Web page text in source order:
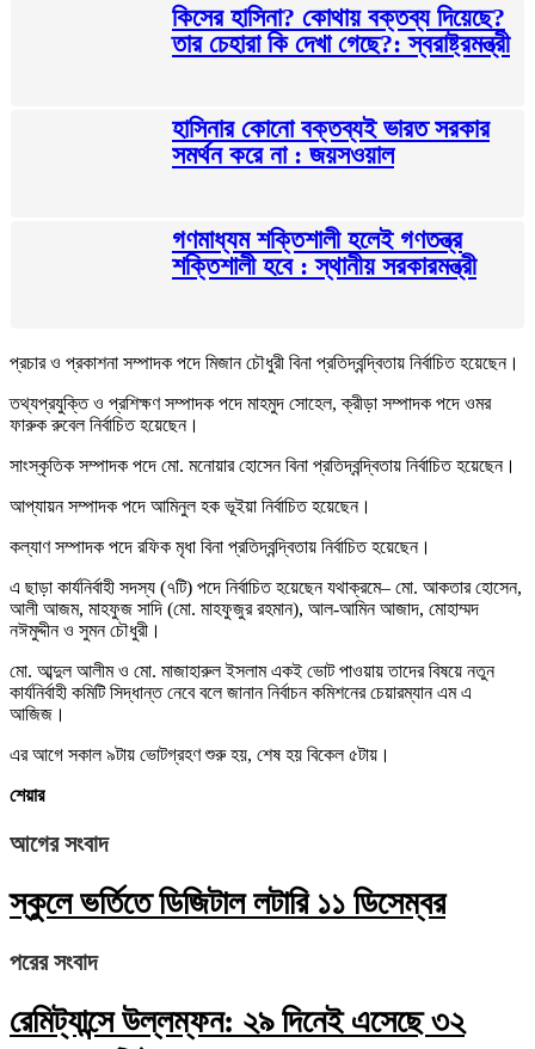
কিসের হাসিনা? কোথায় বক্তব্য দিয়েছে?
তার চেহারা কি দেখা গেছে?: স্বরাষ্ট্রমন্ত্রী
হাসিনার কোনো বক্তব্যই ভারত সরকার
সমর্থন করে না : জয়সওয়াল
গণমাধ্যম শক্তিশালী হলেই গণতন্ত্র
শক্তিশালী হবে : স্থানীয় সরকারমন্ত্রী
প্রচার ও প্রকাশনা সম্পাদক পদে মিজান চৌধুরী বিনা প্রতিদ্বন্দ্বিতায় নির্বাচিত হয়েছেন।
তথ্যপ্রযুক্তি ও প্রশিক্ষণ সম্পাদক পদে মাহমুদ সোহেল, ক্রীড়া সম্পাদক পদে ওমর
ফারুক রুবেল নির্বাচিত হয়েছেন।
সাংস্কৃতিক সম্পাদক পদে মো. মনোয়ার হোসেন বিনা প্রতিদ্বন্দ্বিতায় নির্বাচিত হয়েছেন।
আপ্যায়ন সম্পাদক পদে আমিনুল হক ভূইয়া নির্বাচিত হয়েছেন।
কল্যাণ সম্পাদক পদে রফিক মৃধা বিনা প্রতিদ্বন্দ্বিতায় নির্বাচিত হয়েছেন।
এ ছাড়া কার্যনির্বাহী সদস্য (৭টি) পদে নির্বাচিত হয়েছেন যথাক্রমে– মো. আকতার হোসেন,
আলী আজম, মাহফুজ সাদি (মো. মাহফুজুর রহমান), আল-আমিন আজাদ, মোহাম্মদ
নঈমুদ্দীন ও সুমন চৌধুরী।
মো. আব্দুল আলীম ও মো. মাজাহারুল ইসলাম একই ভোট পাওয়ায় তাদের বিষয়ে নতুন
কার্যনির্বাহী কমিটি সিদ্ধান্ত নেবে বলে জানান নির্বাচন কমিশনের চেয়ারম্যান এম এ
আজিজ।
এর আগে সকাল ৯টায় ভোটগ্রহণ শুরু হয়, শেষ হয় বিকেল ৫টায়।
শেয়ার
আগের সংবাদ
স্কুলে ভর্তিতে ডিজিটাল লটারি ১১ ডিসেম্বর
পরের সংবাদ
রেমিট্যান্সে উল্লম্ফন: ২৯ দিনেই এসেছে ৩২